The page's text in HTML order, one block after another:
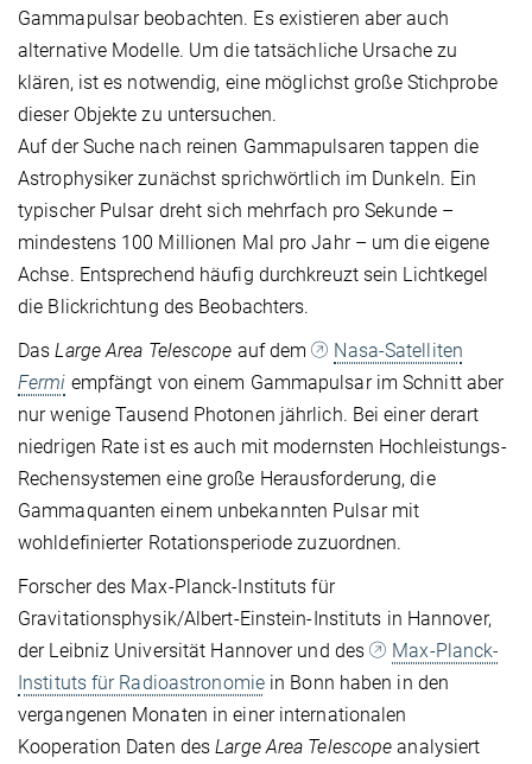
Gammapulsar beobachten. Es existieren aber auch
alternative Modelle. Um die tatsächliche Ursache zu
klären, ist es notwendig, eine möglichst große Stichprobe
dieser Objekte zu untersuchen.
Auf der Suche nach reinen Gammapulsaren tappen die
Astrophysiker zunächst sprichwörtlich im Dunkeln. Ein
typischer Pulsar dreht sich mehrfach pro Sekunde –
mindestens 100 Millionen Mal pro Jahr – um die eigene
Achse. Entsprechend häufig durchkreuzt sein Lichtkegel
die Blickrichtung des Beobachters.
DasLarge Area Telescope auf dem
Nasa-Satelliten
Fermi empfängt von einem Gammapulsar im Schnitt aber
nur wenige Tausend Photonen jährlich. Bei einer derart
niedrigen Rate ist es auch mit modernsten Hochleistungs-
Rechensystemen eine große Herausforderung, die
Gammaquanten einem unbekannten Pulsar mit
wohldefinierter Rotationsperiode zuzuordnen.
Forscher des Max-Planck-Instituts für
Gravitationsphysik/Albert-Einstein-Instituts in Hannover,
der Leibniz Universität Hannover und des
Max-Planck-
Instituts für Radioastronomiein Bonn haben in den
vergangenen Monaten in einer internationalen
Kooperation Daten desLarge Area Telescope analysiert